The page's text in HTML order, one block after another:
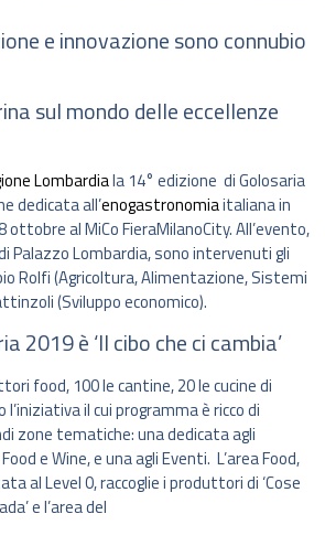
e innovazione sono connubio
sul mondo delle eccellenze
Lombardiala 14° edizione di Golosaria
dedicata all’enogastronomiaitaliana in
ottobre al MiCo FieraMilanoCity. All’evento,
Palazzo Lombardia, sono intervenuti gli
Rolfi (Agricoltura, Alimentazione, Sistemi
(Sviluppo economico).
2019 è ‘Il cibo che ci cambia’
food, 100 le cantine, 20 le cucine di
il cui programma è ricco di
zone tematiche: una dedicata agli
e Wine, e una agli Eventi. L’area Food,
al Level 0, raccoglie i produttori di ‘Cose
e l’area del